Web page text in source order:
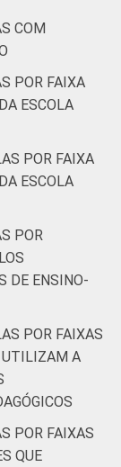
COM
POR FAIXA
ESCOLA
POR FAIXA
ESCOLA
POR
DE ENSINO-
POR FAIXAS
UTILIZAM A
POR FAIXAS
QUE